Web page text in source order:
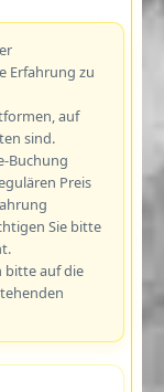
Erfahrung zu
auf
sind.
Buchung
Preis
Sie bitte
bitte auf die